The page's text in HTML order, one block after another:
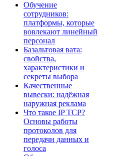
Обучение
сотрудников:
платформы, которые
вовлекают линейный
персонал
Базальтовая вата:
свойства,
характеристики и
секреты выбора
Качественные
вывески: надёжная
наружная реклама
Что такое IP TCP?
Основы работы
протоколов для
передачи данных и
голоса